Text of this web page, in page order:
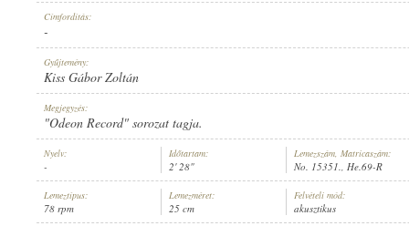
LEMEZSZÁM:
Címfordítás:
-
Gyűjtemény:
Kiss Gábor Zoltán
Megjegyzés:
"Odeon Record" sorozat tagja.
Nyelv:
-
Időtartam:
2' 28"
Lemezszám, Matricaszám:
No. 15351., He.69-R
Lemeztípus:
78 rpm
Lemezméret:
25 cm
Felvételi mód:
akusztikus